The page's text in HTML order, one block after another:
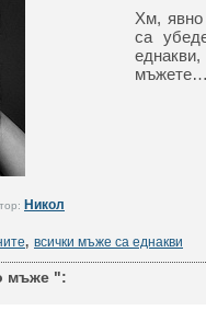
Хм, явно
са
еднакви,
Никол
, всички мъже са еднакви
мъже ":